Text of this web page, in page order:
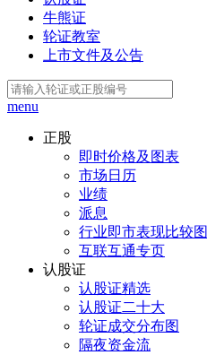
牛熊证
轮证教室
上市文件及公告
menu
正股
即时价格及图表
市场日历
业绩
派息
行业即市表现比较图
互联互通专页
认股证
认股证精选
认股证二十大
轮证成交分布图
隔夜资金流